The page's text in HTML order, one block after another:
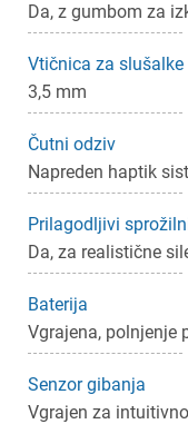
Da, z gumbom za
Vtičnica za slušalke
3,5 mm
Čutni odziv
Napreden haptik
Prilagodljivi
Da, za realistične
Baterija
Vgrajena, polnjenje
Senzor gibanja
Vgrajen za
Prekliči